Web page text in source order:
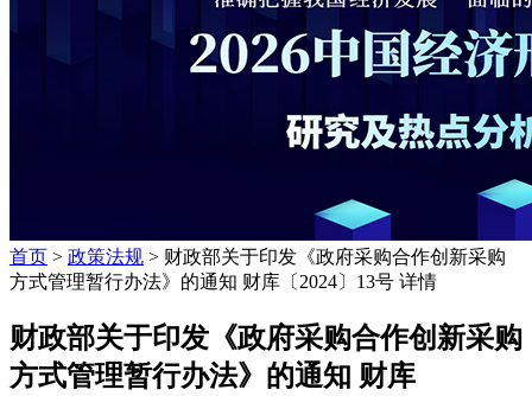
首页 > 政策法规 > 财政部关于印发《政府采购合作创新采购
方式管理暂行办法》的通知 财库〔2024〕13号 详情
财政部关于印发《政府采购合作创新采购
方式管理暂行办法》的通知 财库